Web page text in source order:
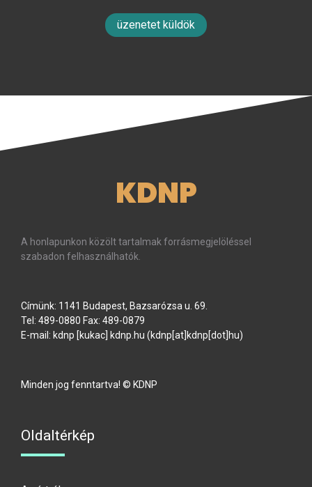
üzenetet küldök
KDNP
A honlapunkon közölt tartalmak forrásmegjelöléssel
szabadon felhasználhatók.
Címünk: 1141 Budapest, Bazsarózsa u. 69.
Tel: 489-0880 Fax: 489-0879
E-mail: kdnp [kukac] kdnp.hu (kdnp[at]kdnp[dot]hu)
Minden jog fenntartva! © KDNP
Oldaltérkép